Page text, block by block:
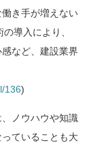
き手が増えない
導入により、
など、建設業界
136)
ノウハウや知識
ていることも大